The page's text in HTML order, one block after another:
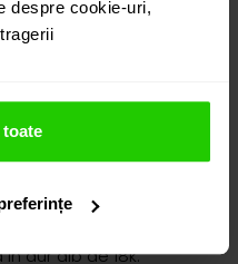
despre cookie-uri,
aur alb de 18k.